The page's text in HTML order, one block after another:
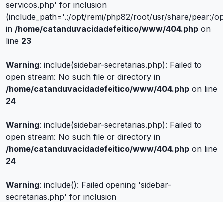
servicos.php' for inclusion
(include_path='.:/opt/remi/php82/root/usr/share/pear:/
in /home/catanduvacidadefeitico/www/404.php on
line 23
Warning: include(sidebar-secretarias.php): Failed to
open stream: No such file or directory in
/home/catanduvacidadefeitico/www/404.php on line
24
Warning: include(sidebar-secretarias.php): Failed to
open stream: No such file or directory in
/home/catanduvacidadefeitico/www/404.php on line
24
Warning: include(): Failed opening 'sidebar-
secretarias.php' for inclusion